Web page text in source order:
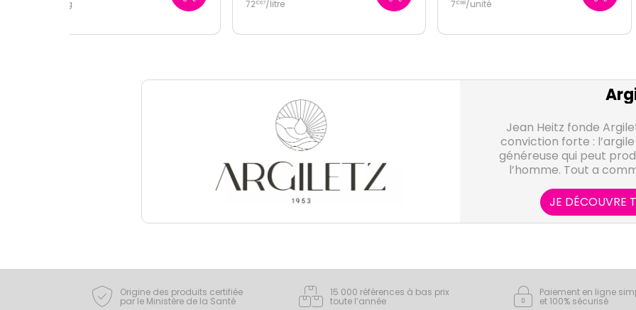
Jean Heitz fonde
conviction forte :
généreuse qui peut
l’homme. Tout a
mondiale par les
sa Mère. Dans la forêt
résistants grâce
un pouvoir
JE DÉCOUVRE
Origine des produits certifiée
par le Ministère de la Santé
15 000 références à bas prix
toute l’année
Paiement en ligne
et 100% sécurisé